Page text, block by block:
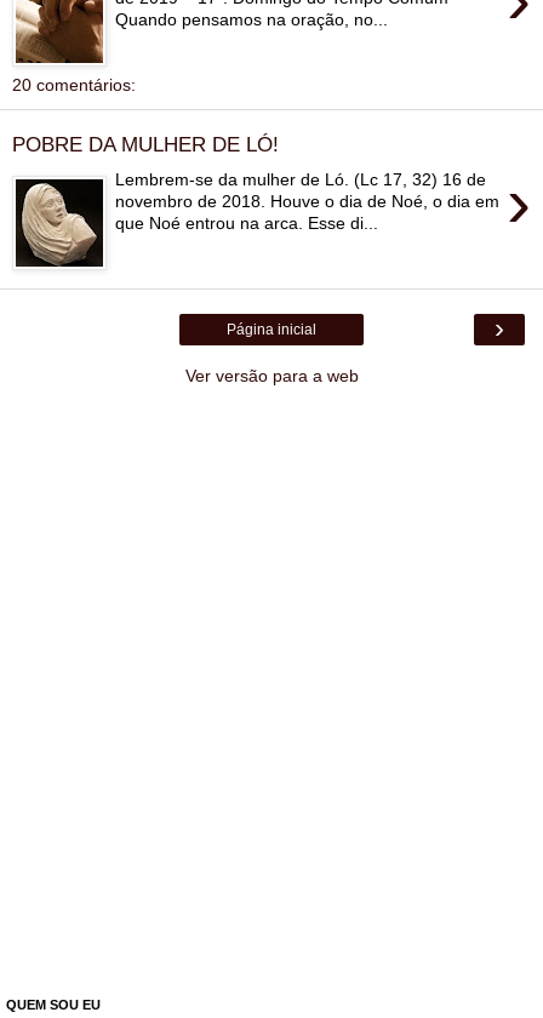
Quando pensamos na oração, no...
20 comentários:
POBRE DA MULHER DE LÓ!
›
Lembrem-se da mulher de Ló. (Lc 17, 32) 16 de
novembro de 2018. Houve o dia de Noé, o dia em
que Noé entrou na arca. Esse di...
›
Página inicial
Ver versão para a web
QUEM SOU EU